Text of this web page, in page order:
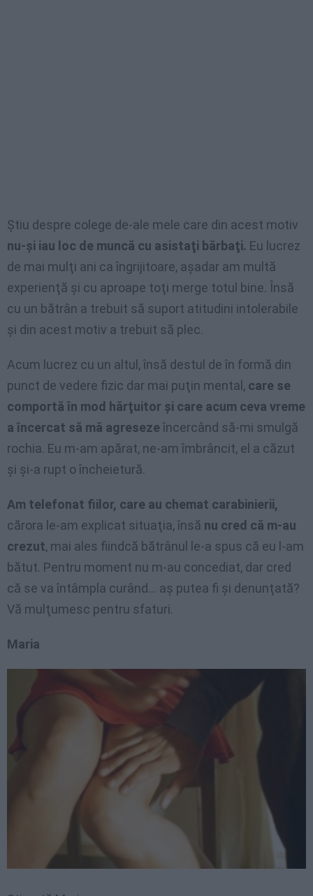
Ştiu despre colege de-ale mele care din acest motiv
nu-şi iau loc de muncă cu asistaţi bărbaţi. Eu lucrez
de mai mulţi ani ca îngrijitoare, aşadar am multă
experienţă şi cu aproape toţi merge totul bine. Însă
cu un bătrân a trebuit să suport atitudini intolerabile
şi din acest motiv a trebuit să plec.
Acum lucrez cu un altul, însă destul de în formă din
punct de vedere fizic dar mai puţin mental, care se
comportă în mod hărţuitor şi care acum ceva vreme
a încercat să mă agreseze încercând să-mi smulgă
rochia. Eu m-am apărat, ne-am îmbrâncit, el a căzut
şi şi-a rupt o încheietură.
Am telefonat fiilor, care au chemat carabinierii,
cărora le-am explicat situaţia, însă nu cred că m-au
crezut, mai ales fiindcă bătrânul le-a spus că eu l-am
bătut. Pentru moment nu m-au concediat, dar cred
că se va întâmpla curând… aş putea fi şi denunţată?
Vă mulţumesc pentru sfaturi.
Maria